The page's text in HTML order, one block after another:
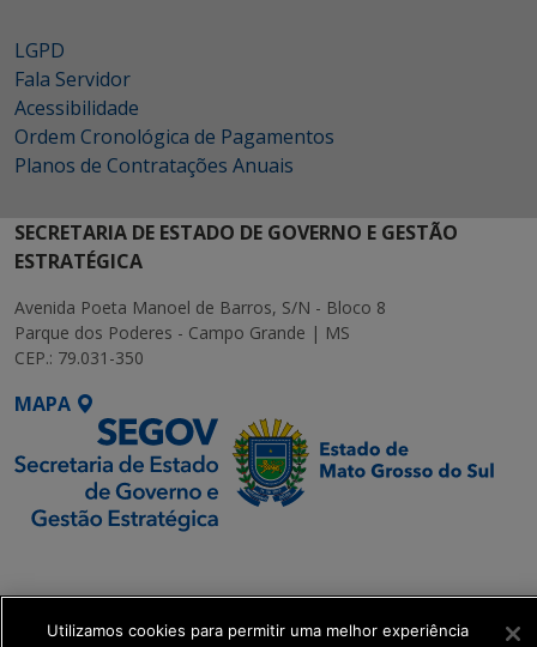
LGPD
Fala Servidor
Acessibilidade
Ordem Cronológica de Pagamentos
Planos de Contratações Anuais
SECRETARIA DE ESTADO DE GOVERNO E GESTÃO
ESTRATÉGICA
Avenida Poeta Manoel de Barros, S/N - Bloco 8
Parque dos Poderes - Campo Grande | MS
CEP.: 79.031-350
MAPA
Executiva de
Transformação Digital
Utilizamos cookies para permitir uma melhor experiência